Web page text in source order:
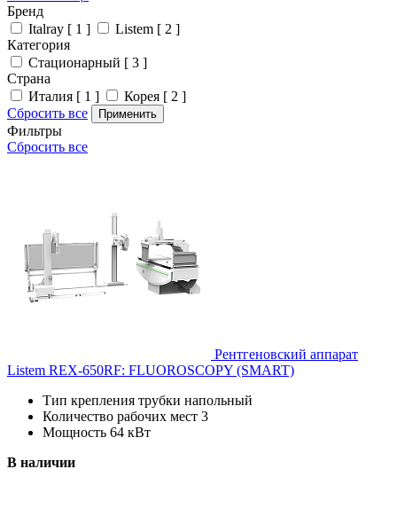
Бренд
Italray [ 1 ]
Listem [ 2 ]
Категория
Стационарный [ 3 ]
Страна
Италия [ 1 ]
Корея [ 2 ]
Сбросить все
Применить
Фильтры
Сбросить все
Рентгеновский аппарат
Listem REX-650RF: FLUOROSCOPY (SMART)
Тип крепления трубки напольный
Количество рабочих мест 3
Мощность 64 кВт
В наличии